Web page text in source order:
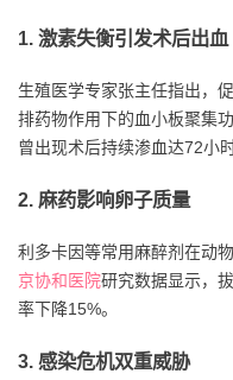
1. 激素失衡引发术后出血
生殖医学专家张主任指出，
排药物作用下的血小板聚集
曾出现术后持续渗血达72小
2. 麻药影响卵子质量
利多卡因等常用麻醉剂在动
京协和医院研究数据显示，
率下降15%。
3. 感染危机双重威胁